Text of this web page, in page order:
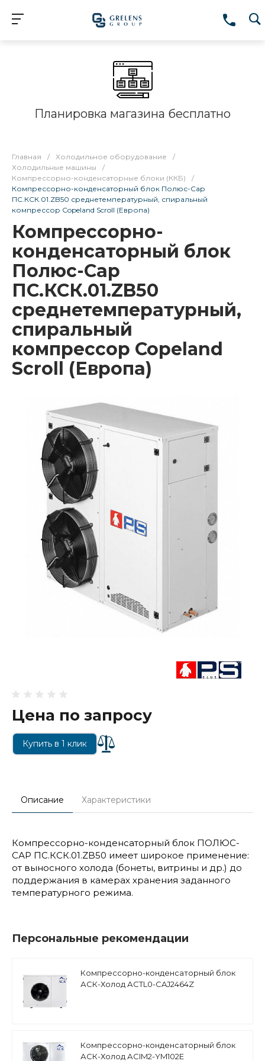
Планировка магазина бесплатно
Главная / Холодильное оборудование
/
Холодильные машины
/
Компрессорно-конденсаторные блоки (ККБ)
/
Компрессорно-конденсаторный блок Полюс-Сар
ПС.КСК.01.ZB50 среднетемпературный, спиральный
компрессор Copeland Scroll (Европа)
Компрессорно-
конденсаторный блок
Полюс-Сар
ПС.КСК.01.ZB50
среднетемпературный,
спиральный
компрессор Copeland
Scroll (Европа)
Цена по запросу
Купить в 1 клик
Описание Характеристики
Компрессорно-конденсаторный блок ПОЛЮС-
САР ПС.КСК.01.ZB50 имеет широкое применение:
от выносного холода (бонеты, витрины и др.) до
поддержания в камерах хранения заданного
температурного режима.
Персональные рекомендации
Компрессорно-конденсаторный блок
АСК-Холод АCTL0-CAJ2464Z
Компрессорно-конденсаторный блок
АСК-Холод АСIM2-YM102E